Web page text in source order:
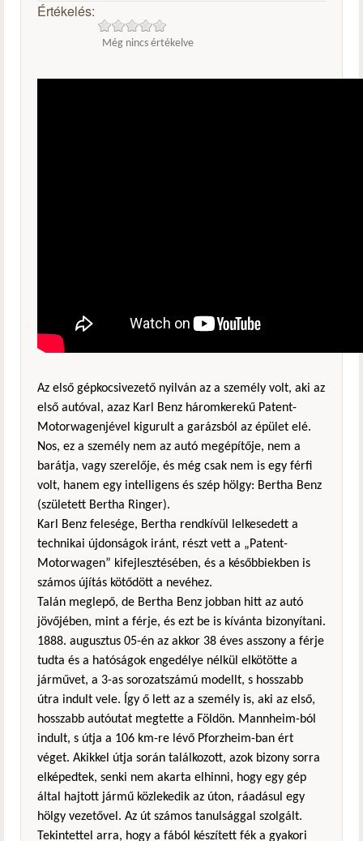
Értékelés:
Még nincs értékelve
Az első gépkocsivezető nyilván az a személy volt, aki az
első autóval, azaz Karl Benz háromkerekű Patent-
Motorwagenjével kigurult a garázsból az épület elé.
Nos, ez a személy nem az autó megépítője, nem a
barátja, vagy szerelője, és még csak nem is egy férfi
volt, hanem egy intelligens és szép hölgy: Bertha Benz
(született Bertha Ringer).
Karl Benz felesége, Bertha rendkívül lelkesedett a
technikai újdonságok iránt, részt vett a „Patent-
Motorwagen” kifejlesztésében, és a későbbiekben is
számos újítás kötődött a nevéhez.
Talán meglepő, de Bertha Benz jobban hitt az autó
jövőjében, mint a férje, és ezt be is kívánta bizonyítani.
1888. augusztus 05-én az akkor 38 éves asszony a férje
tudta és a hatóságok engedélye nélkül elkötötte a
járművet, a 3-as sorozatszámú modellt, s hosszabb
útra indult vele. Így ő lett az a személy is, aki az első,
hosszabb autóutat megtette a Földön. Mannheim-ból
indult, s útja a 106 km-re lévő Pforzheim-ban ért
véget. Akikkel útja során találkozott, azok bizony sorra
elképedtek, senki nem akarta elhinni, hogy egy gép
által hajtott jármű közlekedik az úton, ráadásul egy
hölgy vezetővel. Az út számos tanulsággal szolgált.
Tekintettel arra, hogy a fából készített fék a gyakori